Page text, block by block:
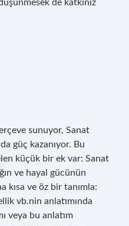
de katkınız
sunuyor, Sanat
güç kazanıyor. Bu
küçük bir ek var: Sanat
ve hayal gücünün
kısa ve öz bir tanımla:
vb.nin anlatımında
veya bu anlatım